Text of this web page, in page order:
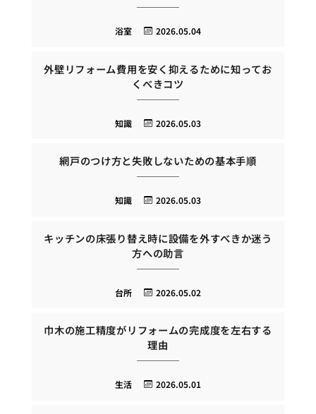
2026.05.04
浴室
外壁リフォーム費用を安く抑えるために知ってお
くべきコツ
2026.05.03
知識
網戸のつけ方と失敗しないための基本手順
2026.05.03
知識
キッチンの床張り替え時に設備を外すべきか迷う
方への助言
2026.05.02
台所
巾木の施工精度がリフォームの完成度を左右する
理由
2026.05.01
生活